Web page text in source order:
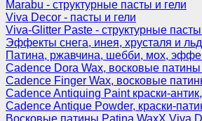
Marabu - структурные пасты и гели
Viva Decor - пасты и гели
Viva-Glitter Paste - структурные
Эффекты снега, инея, хрусталя и
Патина, ржавчина, шебби, мох,
Cadence Dora Wax, восковые
Cadence Finger Wax, восковые
Сadence Antiquing Paint краски-
Cadence Antique Powder, краски-
Восковые патины Patina WaxX Viva